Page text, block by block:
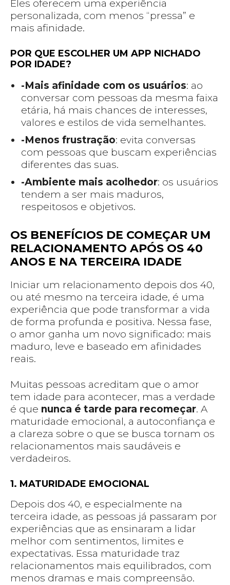
Eles oferecem uma experiência
personalizada, com menos “pressa” e
mais afinidade.
POR QUE ESCOLHER UM APP NICHADO
POR IDADE?
-Mais afinidade com os usuários: ao
conversar com pessoas da mesma faixa
etária, há mais chances de interesses,
valores e estilos de vida semelhantes.
-Menos frustração: evita conversas
com pessoas que buscam experiências
diferentes das suas.
-Ambiente mais acolhedor: os usuários
tendem a ser mais maduros,
respeitosos e objetivos.
OS BENEFÍCIOS DE COMEÇAR UM
RELACIONAMENTO APÓS OS 40
ANOS E NA TERCEIRA IDADE
Iniciar um relacionamento depois dos 40,
ou até mesmo na terceira idade, é uma
experiência que pode transformar a vida
de forma profunda e positiva. Nessa fase,
o amor ganha um novo significado: mais
maduro, leve e baseado em afinidades
reais.
Muitas pessoas acreditam que o amor
tem idade para acontecer, mas a verdade
é que nunca é tarde para recomeçar. A
maturidade emocional, a autoconfiança e
a clareza sobre o que se busca tornam os
relacionamentos mais saudáveis e
verdadeiros.
1. MATURIDADE EMOCIONAL
Depois dos 40, e especialmente na
terceira idade, as pessoas já passaram por
experiências que as ensinaram a lidar
melhor com sentimentos, limites e
expectativas. Essa maturidade traz
relacionamentos mais equilibrados, com
menos dramas e mais compreensão.